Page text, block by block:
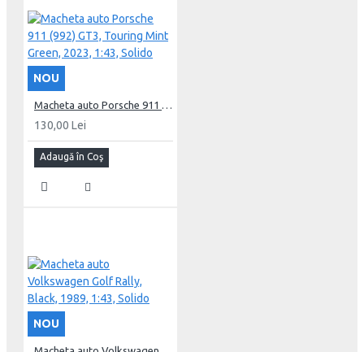
NOU
130,00 Lei
Adaugă în Coş
NOU